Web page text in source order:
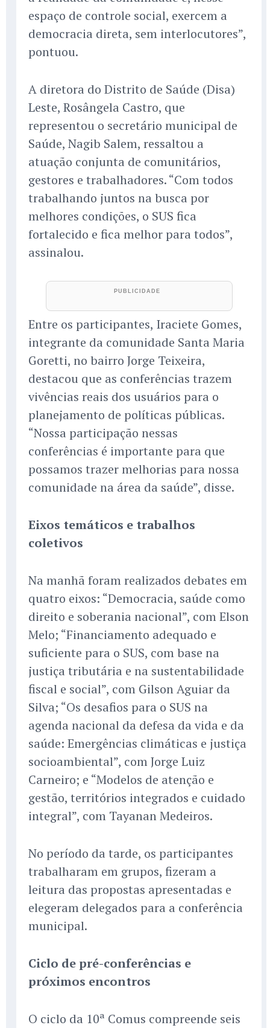
espaço de controle social, exercem a
democracia direta, sem interlocutores”,
pontuou.
A diretora do Distrito de Saúde (Disa)
Leste, Rosângela Castro, que
representou o secretário municipal de
Saúde, Nagib Salem, ressaltou a
atuação conjunta de comunitários,
gestores e trabalhadores. “Com todos
trabalhando juntos na busca por
melhores condições, o SUS fica
fortalecido e fica melhor para todos”,
assinalou.
Entre os participantes, Iraciete Gomes,
integrante da comunidade Santa Maria
Goretti, no bairro Jorge Teixeira,
destacou que as conferências trazem
vivências reais dos usuários para o
planejamento de políticas públicas.
“Nossa participação nessas
conferências é importante para que
possamos trazer melhorias para nossa
comunidade na área da saúde”, disse.
Eixos temáticos e trabalhos
coletivos
Na manhã foram realizados debates em
quatro eixos: “Democracia, saúde como
direito e soberania nacional”, com Elson
Melo; “Financiamento adequado e
suficiente para o SUS, com base na
justiça tributária e na sustentabilidade
fiscal e social”, com Gilson Aguiar da
Silva; “Os desafios para o SUS na
agenda nacional da defesa da vida e da
saúde: Emergências climáticas e justiça
socioambiental”, com Jorge Luiz
Carneiro; e “Modelos de atenção e
gestão, territórios integrados e cuidado
integral”, com Tayanan Medeiros.
No período da tarde, os participantes
trabalharam em grupos, fizeram a
leitura das propostas apresentadas e
elegeram delegados para a conferência
municipal.
Ciclo de pré-conferências e
próximos encontros
O ciclo da 10ª Comus compreende seis